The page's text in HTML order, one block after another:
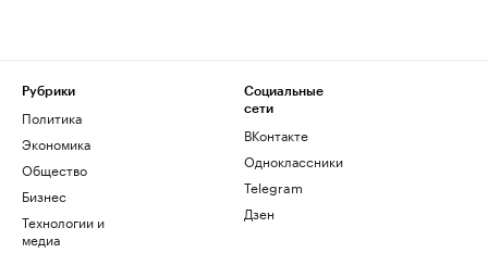
Рубрики
Политика
Экономика
Общество
Бизнес
Технологии и
медиа
Социальные
сети
ВКонтакте
Одноклассники
Telegram
Дзен